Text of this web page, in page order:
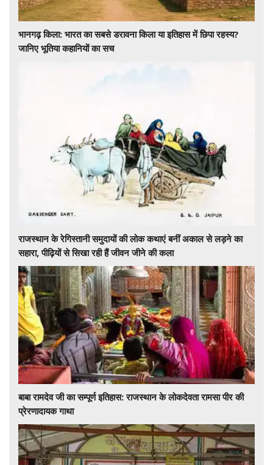
भानगढ़ किला: भारत का सबसे डरावना किला या इतिहास में छिपा रहस्य?
जानिए भूतिया कहानियों का सच
राजस्थान के रेगिस्तानी समुदायों की लोक कथाएं बनीं अकाल से लड़ने का
सहारा, पीढ़ियों से सिखा रही हैं जीवन जीने की कला
बाबा रामदेव जी का सम्पूर्ण इतिहास: राजस्थान के लोकदेवता रामसा पीर की
प्रेरणादायक गाथा